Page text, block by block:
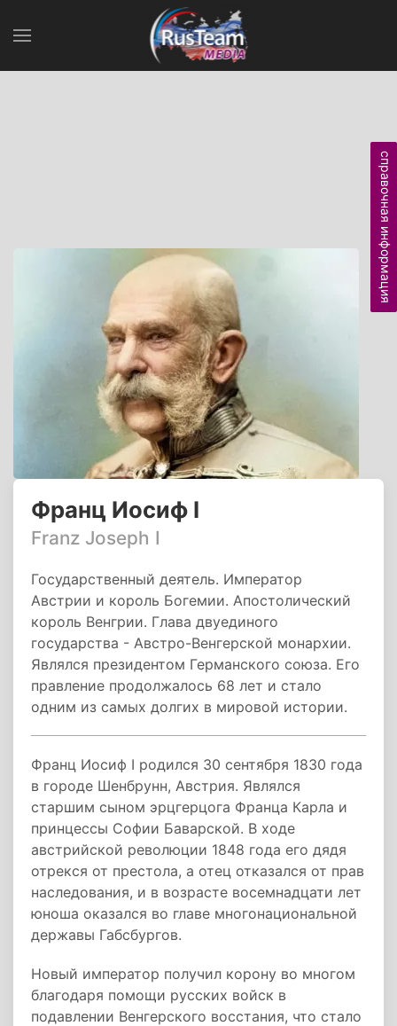
Франц Иосиф I
Franz Joseph I
Государственный деятель. Император
Австрии и король Богемии. Апостолический
король Венгрии. Глава двуединого
государства - Австро-Венгерской монархии.
Являлся президентом Германского союза. Его
правление продолжалось 68 лет и стало
одним из самых долгих в мировой истории.
Франц Иосиф I родился 30 сентября 1830 года
в городе Шенбрунн, Австрия. Являлся
старшим сыном эрцгерцога Франца Карла и
принцессы Софии Баварской. В ходе
австрийской революции 1848 года его дядя
отрекся от престола, а отец отказался от прав
наследования, и в возрасте восемнадцати лет
юноша оказался во главе многонациональной
державы Габсбургов.
Новый император получил корону во многом
благодаря помощи русских войск в
подавлении Венгерского восстания, что стало
справочная информация